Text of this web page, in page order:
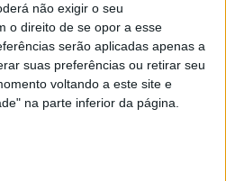
não exigir o seu
o direito de se opor a esse
serão aplicadas apenas a
suas preferências ou retirar seu
voltando a este site e
na parte inferior da página.
Bezzecchi recebe luz verde
em Silverstone